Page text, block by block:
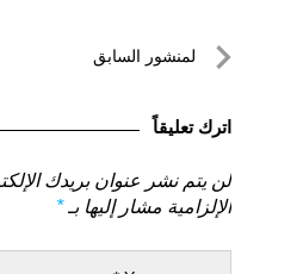
تصفّحلمنشور السابق
السابق
اترك تعليقاً
لن يتم نشر عنوان بريدك
الإلزامية مشار إليها بـ*